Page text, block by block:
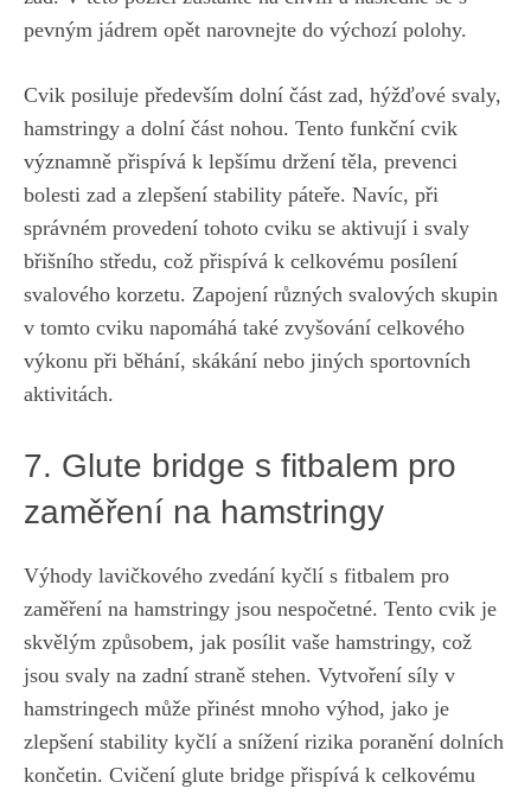
pevným jádrem opět narovnejte do výchozí polohy.
Cvik posiluje především dolní část zad, hýžďové svaly,
hamstringy‍ a dolní část nohou. Tento funkční cvik
významně přispívá k lepšímu držení ⁤těla, prevenci
bolesti zad a zlepšení stability páteře. Navíc, při
správném ⁤provedení tohoto cviku se aktivují i‍ svaly
břišního⁤ středu, což přispívá k celkovému posílení ​
svalového korzetu. Zapojení různých svalových skupin
v tomto cviku napomáhá‌ také zvyšování celkového
výkonu při běhání,⁤ skákání nebo‌ jiných sportovních
aktivitách.
7. Glute bridge ⁤s fitbalem pro
zaměření na hamstringy
Výhody lavičkového zvedání kyčlí s fitbalem pro
zaměření⁣ na hamstringy jsou ‍nespočetné. Tento cvik je
skvělým způsobem, jak posílit vaše⁤ hamstringy, což
jsou svaly na zadní straně stehen. Vytvoření síly v
hamstringech může přinést mnoho výhod, jako je
zlepšení stability⁣ kyčlí a⁣ snížení rizika poranění dolních
končetin. Cvičení glute bridge přispívá k celkovému